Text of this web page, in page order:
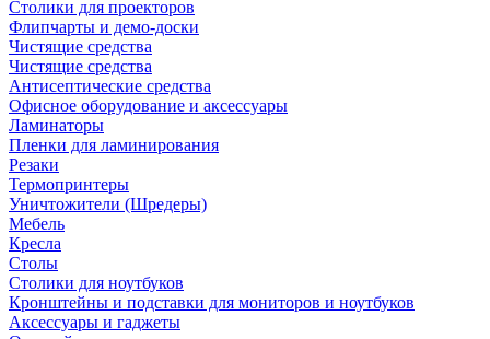
Столики для проекторов
Флипчарты и демо-доски
Чистящие средства
Чистящие средства
Антисептические средства
Офисное оборудование и аксессуары
Ламинаторы
Пленки для ламинирования
Резаки
Термопринтеры
Уничтожители (Шредеры)
Мебель
Кресла
Столы
Столики для ноутбуков
Кронштейны и подставки для мониторов и ноутбуков
Аксессуары и гаджеты